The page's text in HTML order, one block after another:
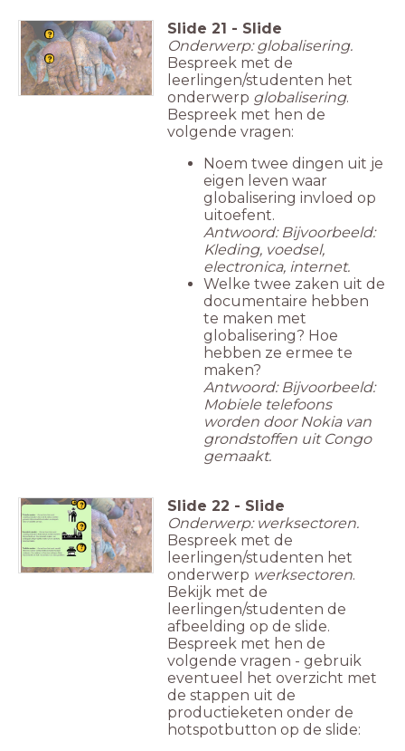
Slide 21 - Slide
Onderwerp: globalisering.
Bespreek met de
leerlingen/studenten het
onderwerp globalisering.
Bespreek met hen de
volgende vragen:
Noem twee dingen uit je
eigen leven waar
globalisering invloed op
uitoefent.
Antwoord: Bijvoorbeeld:
Kleding, voedsel,
electronica, internet.
Welke twee zaken uit de
documentaire hebben
te maken met
globalisering? Hoe
hebben ze ermee te
maken?
Antwoord: Bijvoorbeeld:
Mobiele telefoons
worden door Nokia van
grondstoffen uit Congo
gemaakt.
Slide 22 - Slide
Onderwerp: werksectoren.
Bespreek met de
leerlingen/studenten het
onderwerp werksectoren.
Bekijk met de
leerlingen/studenten de
afbeelding op de slide.
Bespreek met hen de
volgende vragen - gebruik
eventueel het overzicht met
de stappen uit de
productieketen onder de
hotspotbutton op de slide: